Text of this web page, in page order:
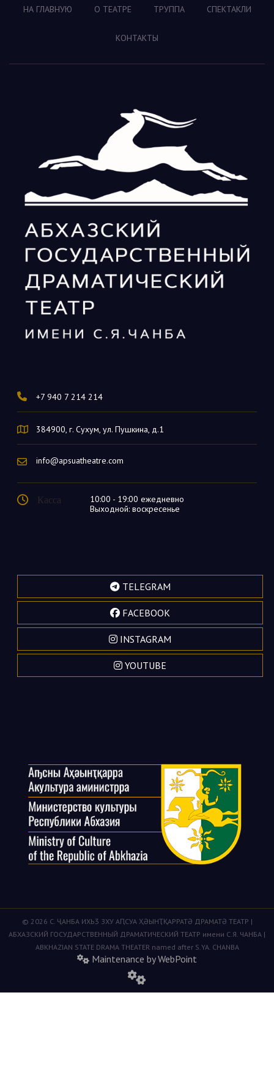
НА ГЛАВНУЮ О ТЕАТРЕ ТРУППА СПЕКТАКЛИ
КОНТАКТЫ
+7 940 7 214 214
384900, г. Сухум, ул. Пушкина, д.1
info@apsuatheatre.com
Касса
10:00 - 19:00 ежедневно
Выходной: воскресенье
TELEGRAM
FACEBOOK
INSTAGRAM
YOUTUBE
© 2026 С. ҶАНБА ИХЬӠ ЗХУ АԤСУА ҲӘЫНҬҚАРРАТӘ ДРАМАТӘ ТЕАТР |
АБХАЗСКИЙ ГОСУДАРСТВЕННЫЙ ДРАМАТИЧЕСКИЙ ТЕАТР имени С.Я. ЧАНБА |
ABKHAZIAN STATE DRAMA THEATER named after S.YA. CHANBA
Maintenance by WebPoint